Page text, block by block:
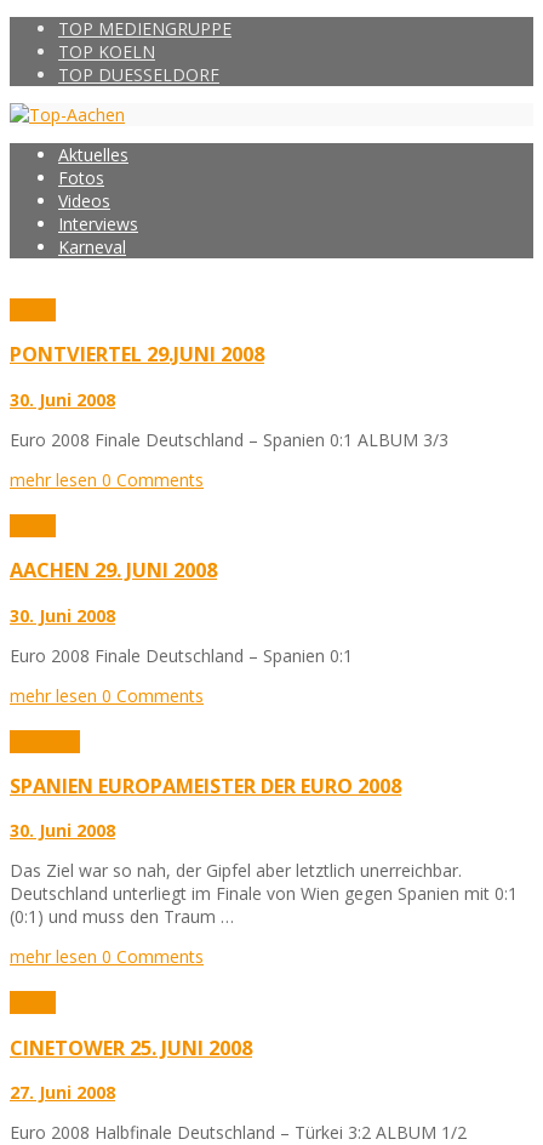
TOP MEDIENGRUPPE
TOP KOELN
TOP DUESSELDORF
Aktuelles
Fotos
Videos
Interviews
Karneval
PONTVIERTEL 29.JUNI 2008
30. Juni 2008
Euro 2008 Finale Deutschland – Spanien 0:1 ALBUM 3/3
mehr lesen 0 Comments
AACHEN 29. JUNI 2008
30. Juni 2008
Euro 2008 Finale Deutschland – Spanien 0:1
mehr lesen 0 Comments
SPANIEN EUROPAMEISTER DER EURO 2008
30. Juni 2008
Das Ziel war so nah, der Gipfel aber letztlich unerreichbar.
Deutschland unterliegt im Finale von Wien gegen Spanien mit 0:1
(0:1) und muss den Traum …
mehr lesen 0 Comments
CINETOWER 25. JUNI 2008
27. Juni 2008
Euro 2008 Halbfinale Deutschland – Türkei 3:2 ALBUM 1/2